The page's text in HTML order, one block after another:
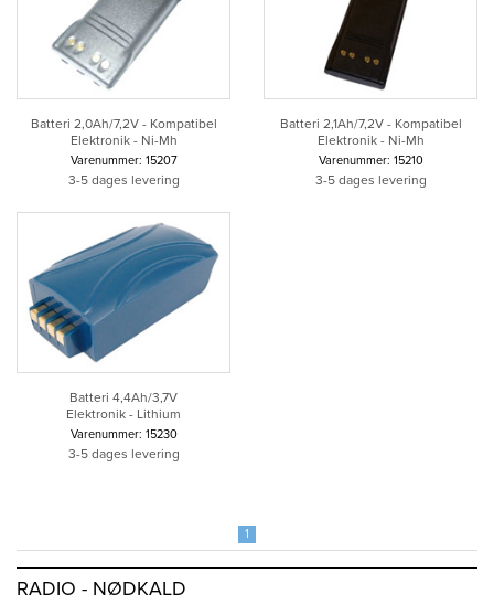
Batteri 2,0Ah/7,2V - Kompatibel
Elektronik - Ni-Mh
Varenummer: 15207
3-5 dages levering
Batteri 2,1Ah/7,2V - Kompatibel
Elektronik - Ni-Mh
Varenummer: 15210
3-5 dages levering
Batteri 4,4Ah/3,7V
Elektronik - Lithium
Varenummer: 15230
3-5 dages levering
1
RADIO - NØDKALD